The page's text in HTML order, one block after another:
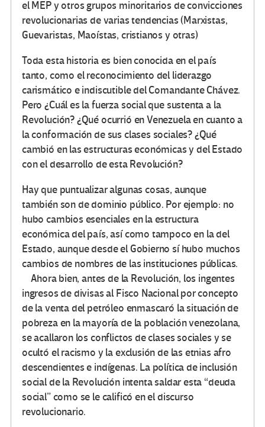
el MEP y otros grupos minoritarios de convicciones
revolucionarias de varias tendencias (Marxistas,
Guevaristas, Maoístas, cristianos y otras)
Toda esta historia es bien conocida en el país
tanto, como el reconocimiento del liderazgo
carismático e indiscutible del Comandante Chávez.
Pero ¿Cuál es la fuerza social que sustenta a la
Revolución? ¿Qué ocurrió en Venezuela en cuanto a
la conformación de sus clases sociales? ¿Qué
cambió en las estructuras económicas y del Estado
con el desarrollo de esta Revolución?
Hay que puntualizar algunas cosas, aunque
también son de dominio público. Por ejemplo: no
hubo cambios esenciales en la estructura
económica del país, así como tampoco en la del
Estado, aunque desde el Gobierno sí hubo muchos
cambios de nombres de las instituciones públicas.
Ahora bien, antes de la Revolución, los ingentes
ingresos de divisas al Fisco Nacional por concepto
de la venta del petróleo enmascaró la situación de
pobreza en la mayoría de la población venezolana,
se acallaron los conflictos de clases sociales y se
ocultó el racismo y la exclusión de las etnias afro
descendientes e indígenas. La política de inclusión
social de la Revolución intenta saldar esta “deuda
social” como se le calificó en el discurso
revolucionario.